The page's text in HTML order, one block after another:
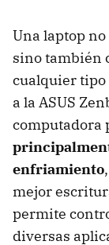
Una laptop
sino también
cualquier tipo
a la ASUS
computadora
enfriamiento
mejor
permite
diversas